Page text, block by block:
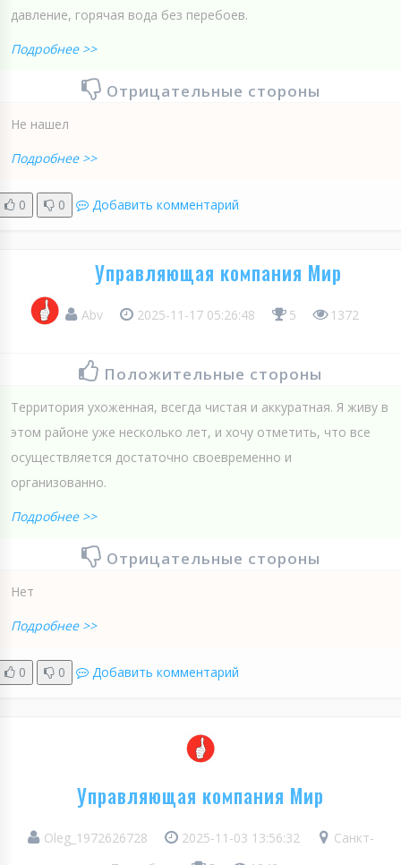
давление, горячая вода без перебоев.
Подробнее >>
Отрицательные стороны
Не нашел
Подробнее >>
0 0 Добавить комментарий
Управляющая компания Мир
Abv 2025-11-17 05:26:48 5 1372
Положительные стороны
Территория ухоженная, всегда чистая и аккуратная. Я живу в
этом районе уже несколько лет, и хочу отметить, что все
осуществляется достаточно своевременно и
организованно.
Подробнее >>
Отрицательные стороны
Нет
Подробнее >>
0 0 Добавить комментарий
Управляющая компания Мир
Oleg_1972626728 2025-11-03 13:56:32
Санкт-